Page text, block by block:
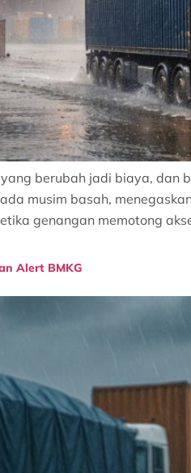
berubah jadi biaya, dan
musim basah,
genangan memotong
Alert BMKG